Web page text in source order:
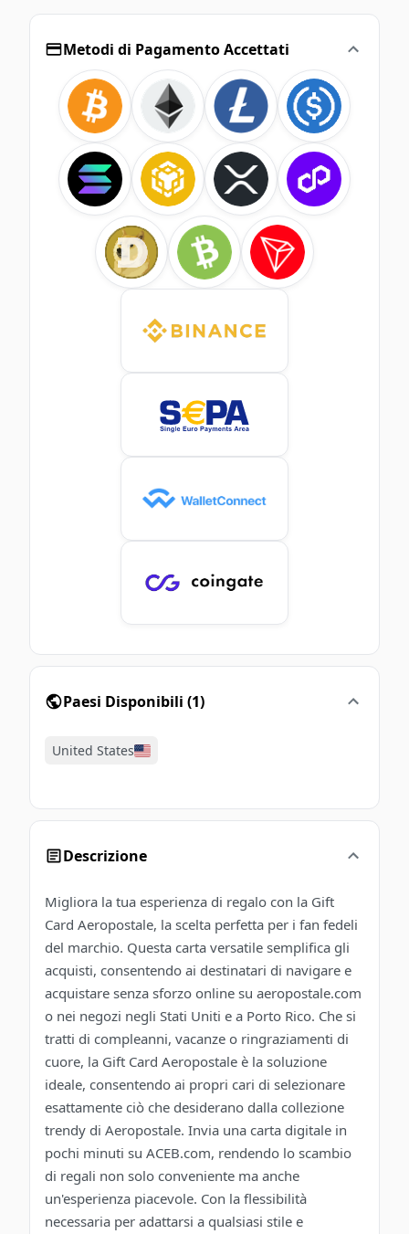
Metodi di Pagamento Accettati
Paesi Disponibili (1)
United States
Descrizione
Migliora la tua esperienza di regalo con la Gift
Card Aeropostale, la scelta perfetta per i fan fedeli
del marchio. Questa carta versatile semplifica gli
acquisti, consentendo ai destinatari di navigare e
acquistare senza sforzo online su aeropostale.com
o nei negozi negli Stati Uniti e a Porto Rico. Che si
tratti di compleanni, vacanze o ringraziamenti di
cuore, la Gift Card Aeropostale è la soluzione
ideale, consentendo ai propri cari di selezionare
esattamente ciò che desiderano dalla collezione
trendy di Aeropostale. Invia una carta digitale in
pochi minuti su ACEB.com, rendendo lo scambio
di regali non solo conveniente ma anche
un'esperienza piacevole. Con la flessibilità
necessaria per adattarsi a qualsiasi stile e